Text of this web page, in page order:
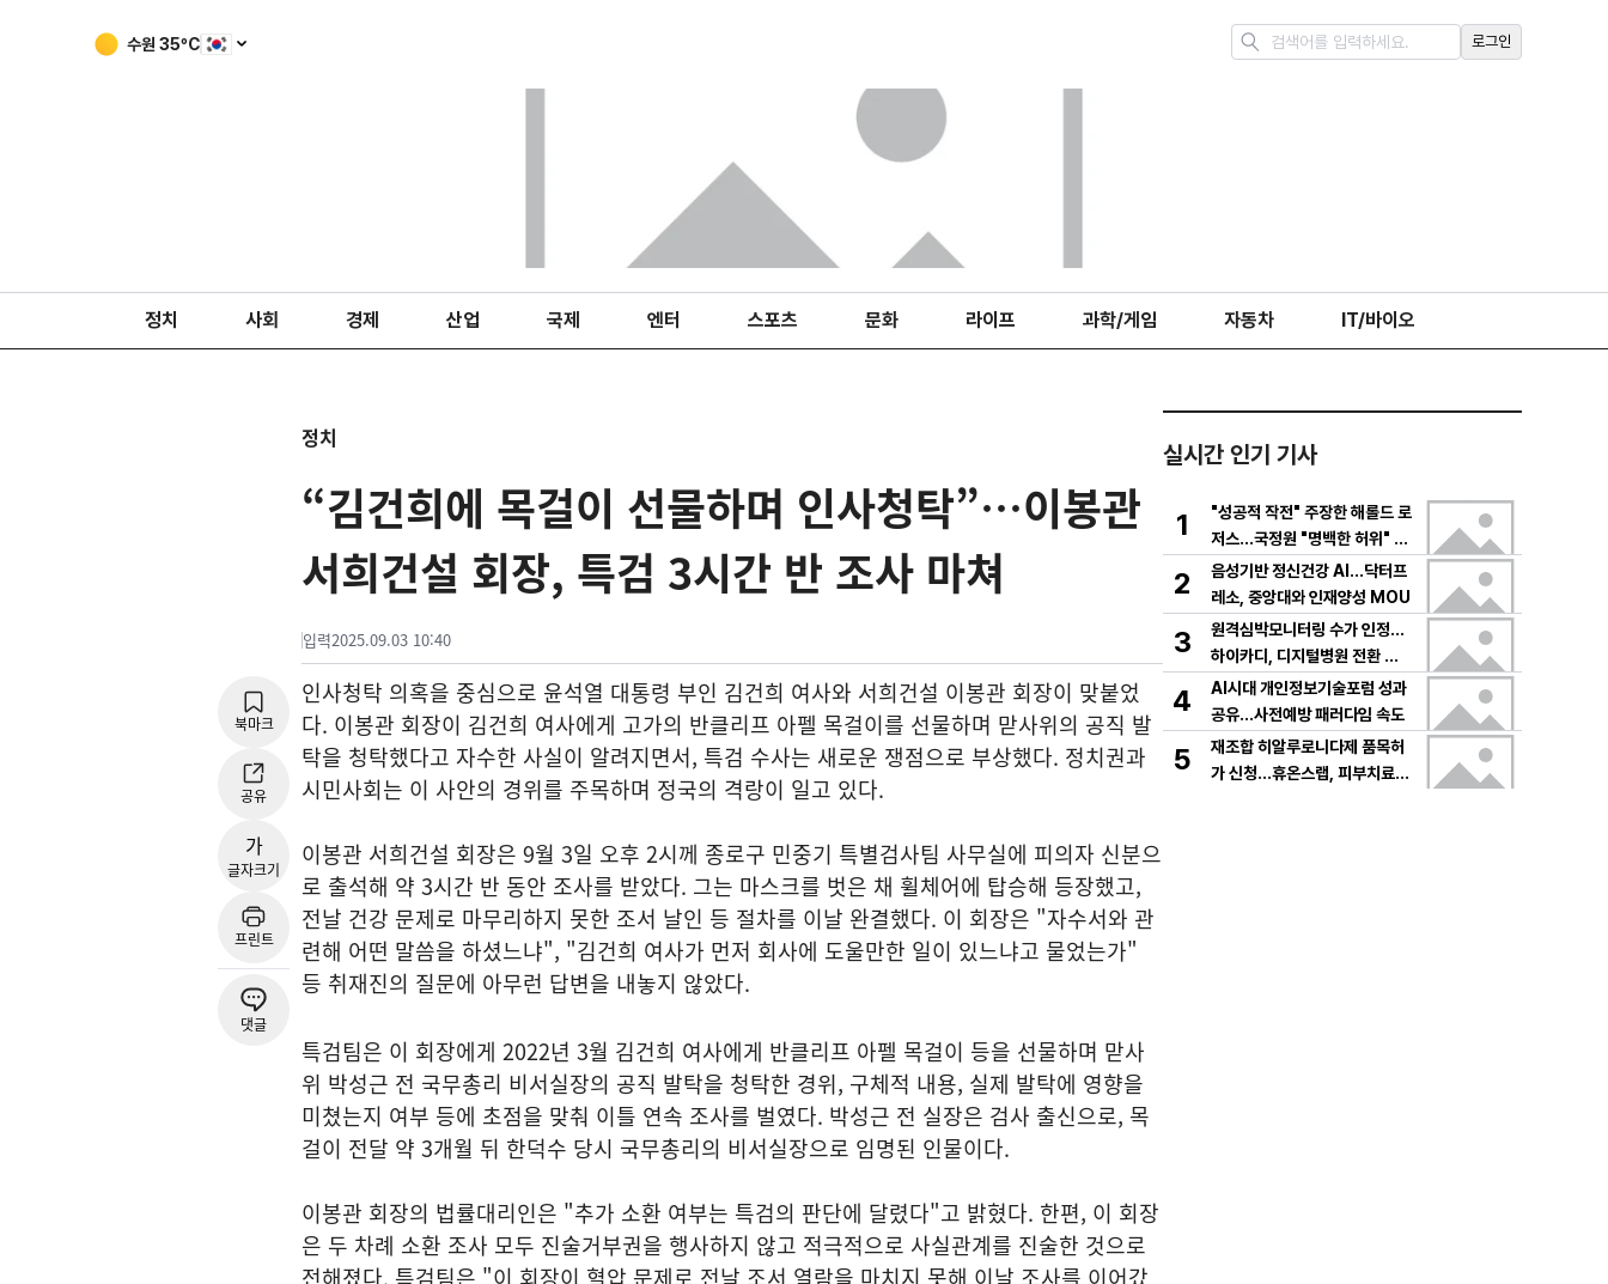
수원 35ºC 로그인
정치 사회 경제 산업 국제 엔터 스포츠 문화 라이프 과학/게임 자동차 IT/바이오
정치
“김건희에 목걸이 선물하며 인사청탁”…이봉관
서희건설 회장, 특검 3시간 반 조사 마쳐
입력2025.09.03 10:40
북마크
공유
가
글자크기
프린트
댓글
인사청탁 의혹을 중심으로 윤석열 대통령 부인 김건희 여사와 서희건설 이봉관 회장이 맞붙었
다. 이봉관 회장이 김건희 여사에게 고가의 반클리프 아펠 목걸이를 선물하며 맏사위의 공직 발
탁을 청탁했다고 자수한 사실이 알려지면서, 특검 수사는 새로운 쟁점으로 부상했다. 정치권과
시민사회는 이 사안의 경위를 주목하며 정국의 격랑이 일고 있다.
이봉관 서희건설 회장은 9월 3일 오후 2시께 종로구 민중기 특별검사팀 사무실에 피의자 신분으
로 출석해 약 3시간 반 동안 조사를 받았다. 그는 마스크를 벗은 채 휠체어에 탑승해 등장했고,
전날 건강 문제로 마무리하지 못한 조서 날인 등 절차를 이날 완결했다. 이 회장은 "자수서와 관
련해 어떤 말씀을 하셨느냐", "김건희 여사가 먼저 회사에 도울만한 일이 있느냐고 물었는가"
등 취재진의 질문에 아무런 답변을 내놓지 않았다.
특검팀은 이 회장에게 2022년 3월 김건희 여사에게 반클리프 아펠 목걸이 등을 선물하며 맏사
위 박성근 전 국무총리 비서실장의 공직 발탁을 청탁한 경위, 구체적 내용, 실제 발탁에 영향을
미쳤는지 여부 등에 초점을 맞춰 이틀 연속 조사를 벌였다. 박성근 전 실장은 검사 출신으로, 목
걸이 전달 약 3개월 뒤 한덕수 당시 국무총리의 비서실장으로 임명된 인물이다.
이봉관 회장의 법률대리인은 "추가 소환 여부는 특검의 판단에 달렸다"고 밝혔다. 한편, 이 회장
은 두 차례 소환 조사 모두 진술거부권을 행사하지 않고 적극적으로 사실관계를 진술한 것으로
전해졌다. 특검팀은 "이 회장이 혈압 문제로 전날 조서 열람을 마치지 못해 이날 조사를 이어갔
실시간 인기 기사
1
"성공적 작전" 주장한 해롤드 로
저스…국정원 "명백한 허위" 정
면 충돌
2
음성기반 정신건강 AI…닥터프
레소, 중앙대와 인재양성 MOU
3
원격심박모니터링 수가 인정…
하이카디, 디지털병원 전환 속
도낸다
4
AI시대 개인정보기술포럼 성과
공유…사전예방 패러다임 속도
5
재조합 히알루로니다제 품목허
가 신청…휴온스랩, 피부치료